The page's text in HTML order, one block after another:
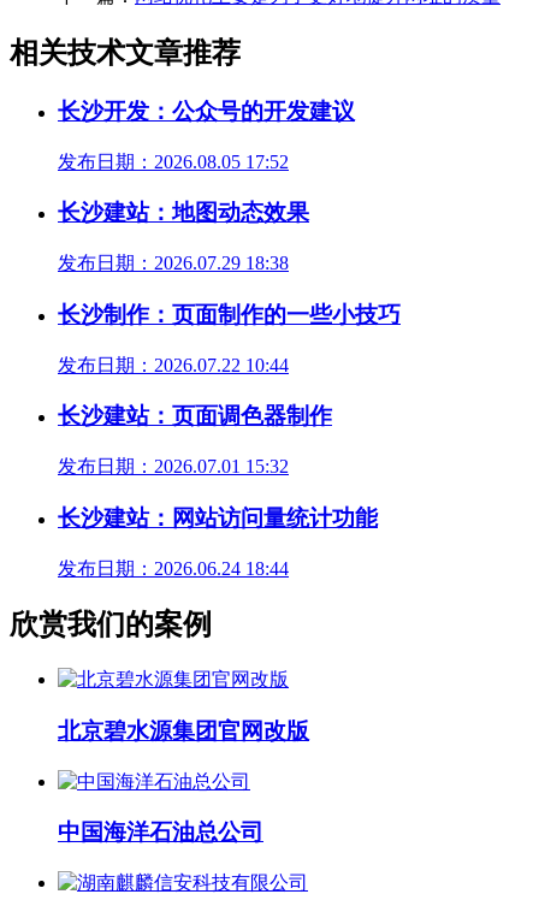
相关技术文章推荐
长沙开发：公众号的开发建议
发布日期：2026.08.05 17:52
长沙建站：地图动态效果
发布日期：2026.07.29 18:38
长沙制作：页面制作的一些小技巧
发布日期：2026.07.22 10:44
长沙建站：页面调色器制作
发布日期：2026.07.01 15:32
长沙建站：网站访问量统计功能
发布日期：2026.06.24 18:44
欣赏我们的案例
北京碧水源集团官网改版
中国海洋石油总公司